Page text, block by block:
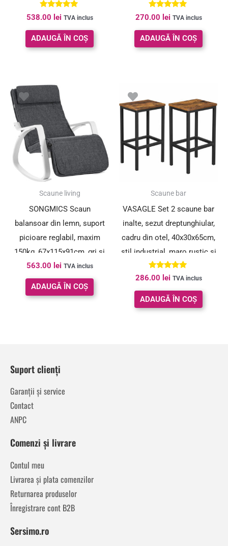
inchis
Evaluat la
5.00
din 5
538.00 lei TVA inclus
ADAUGĂ ÎN COȘ
negru
Evaluat la
5.00
din 5
270.00 lei TVA inclus
ADAUGĂ ÎN COȘ
Scaune living
SONGMICS Scaun
balansoar din lemn, suport
picioare reglabil, maxim
150kg, 67x115x91cm, gri si
alb
563.00 lei TVA inclus
ADAUGĂ ÎN COȘ
Scaune bar
VASAGLE Set 2 scaune bar
inalte, sezut dreptunghiular,
cadru din otel, 40x30x65cm,
stil industrial, maro rustic si
negru
Evaluat la
5.00
din 5
286.00 lei TVA inclus
ADAUGĂ ÎN COȘ
Suport clienți
Garanții și service
Contact
ANPC
Comenzi și livrare
Contul meu
Livrarea și plata comenzilor
Returnarea produselor
Înregistrare cont B2B
Sersimo.ro